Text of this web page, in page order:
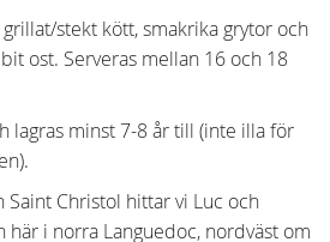
stekt kött, smakrika grytor och
ost. Serveras mellan 16 och 18
lagras minst 7-8 år till (inte illa för
Christol hittar vi Luc och
här i norra Languedoc, nordväst om